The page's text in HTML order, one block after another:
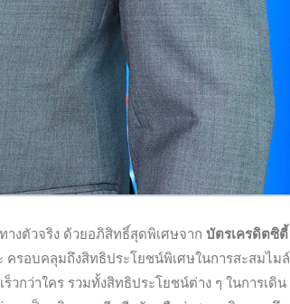
งตัวจริง ด้วยอภิสิทธิ์สุดพิเศษจาก บัตรเครดิตซิตี้
ครอบคลุมถึงสิทธิประโยชน์พิเศษในการสะสมไมล์
วกว่าใคร รวมทั้งสิทธิประโยชน์ต่าง ๆ ในการเดิน